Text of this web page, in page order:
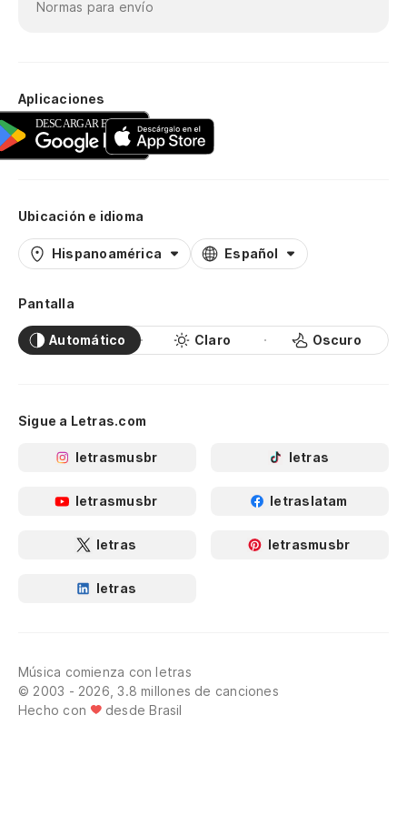
Normas para envío
Aplicaciones
Ubicación e idioma
Hispanoamérica Español
Pantalla
Automático Claro Oscuro
Sigue a Letras.com
letrasmusbr letras
letrasmusbr letraslatam
letras letrasmusbr
letras
Música comienza con letras
© 2003 - 2026, 3.8 millones de canciones
Hecho con
desde Brasil